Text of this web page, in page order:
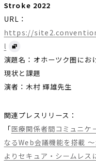
Stroke 2022
URL：
https://
l
演題名：オホーツク圏にお
現状と課題
演者：木村 輝雄先生
関連プレスリリース：
「医療関係者間コミュニ
なるWeb会議機能を搭載
よりセキュア・シームレス